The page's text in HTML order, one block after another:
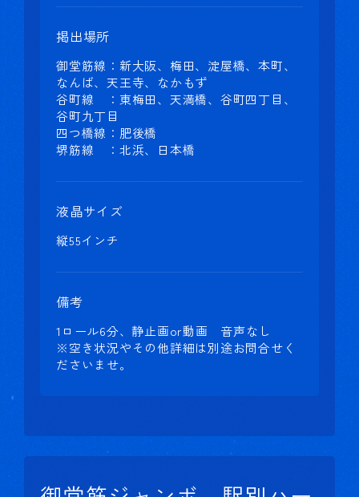
掲出場所
御堂筋線：新大阪、梅田、淀屋橋、本町、
なんば、天王寺、なかもず
谷町線 ：東梅田、天満橋、谷町四丁目、
谷町九丁目
四つ橋線：肥後橋
堺筋線 ：北浜、日本橋
液晶サイズ
縦55インチ
備考
1ロール6分、静止画or動画 音声なし
※空き状況やその他詳細は別途お問合せく
ださいませ。